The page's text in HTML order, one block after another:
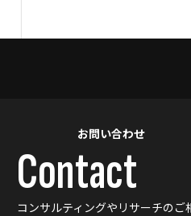
お問い合わせ
Contact
コンサルティングやリサーチのご